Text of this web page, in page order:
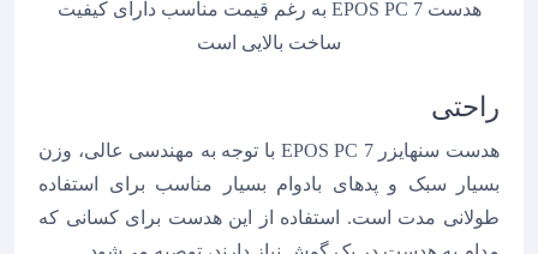
هدست EPOS PC 7 به رغم قیمت مناسب دارای کیفیت
ساخت بالایی است
راحتی
هدست سنهایزر EPOS PC 7 با توجه به مهندسی عالی، وزن
بسیار سبک و پدهای بادوام بسیار مناسب برای استفاده
طولانی مدت است. استفاده از این هدست برای کسانی که